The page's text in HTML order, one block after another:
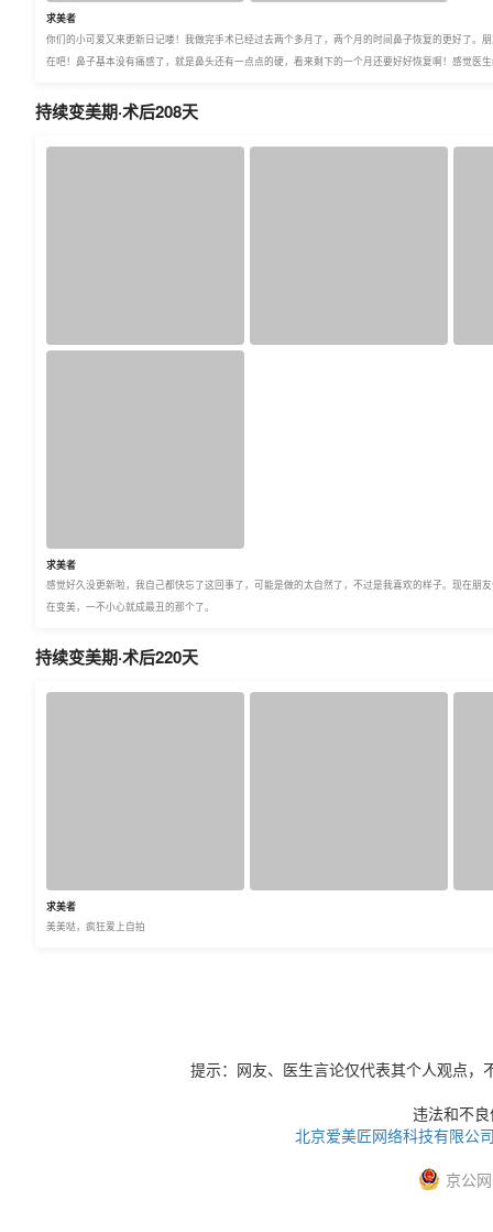
求美者
你们的小可爱又来更新日记喽！我做完手术已经过去两个多月了，两个月的时间鼻子恢复的更好了
在吧！鼻子基本没有痛感了，就是鼻头还有一点点的硬，看来剩下的一个月还要好好恢复啊！感觉医
持续变美期·术后208天
求美者
感觉好久没更新啦，我自己都快忘了这回事了，可能是做的太自然了，不过是我喜欢的样子。现在
在变美，一不小心就成最丑的那个了。
持续变美期·术后220天
求美者
美美哒，疯狂爱上自拍
提示：网友、医生言论仅代表其个人观点
违法和不
北京爱美匠网络科技有限公
京公